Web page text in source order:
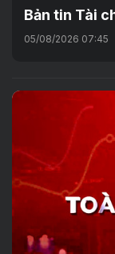
Bản tin Tài
05/08/2026 07:45